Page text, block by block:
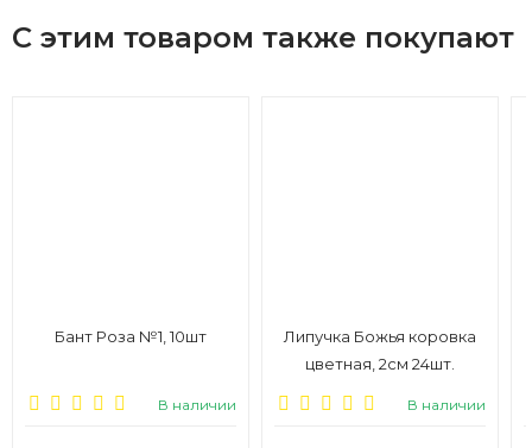
С этим товаром также покупают
Бант Роза №1, 10шт
В наличии
Липучка Божья коровка
цветная, 2см 24шт.
В наличии